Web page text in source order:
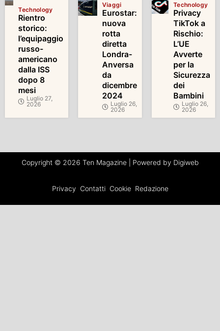
Technology
Rientro
storico:
l’equipaggio
russo-
americano
dalla ISS
dopo 8
mesi
Luglio 27,
2026
Viaggi
Eurostar:
nuova
rotta
diretta
Londra-
Anversa
da
dicembre
2024
Luglio 26,
2026
Technology
Privacy
TikTok a
Rischio:
L’UE
Avverte
per la
Sicurezza
dei
Bambini
Luglio 26,
2026
Copyright © 2026 Ten Magazine | Powered by Digiweb
Privacy Contatti Cookie Redazione